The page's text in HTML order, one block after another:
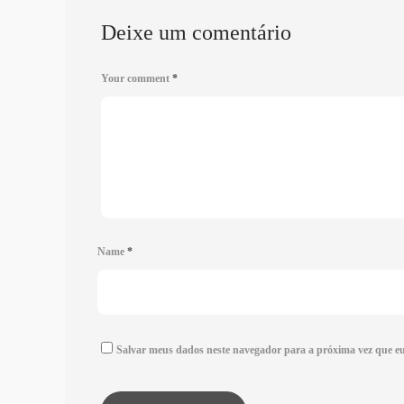
Deixe um comentário
Your comment *
Name *
Salvar meus dados neste navegador para a próxima vez que